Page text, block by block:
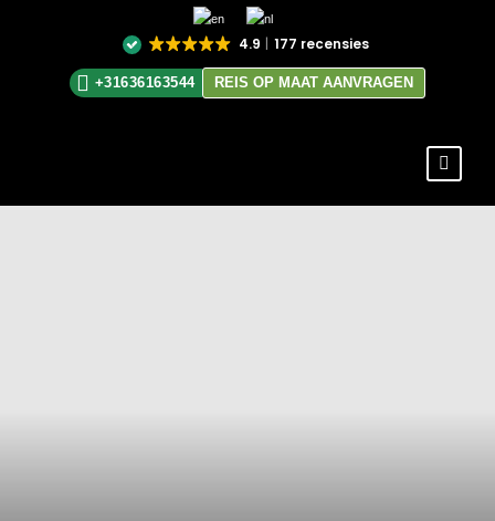
4.9 177 recensies
+31636163544 REIS OP MAAT AANVRAGEN